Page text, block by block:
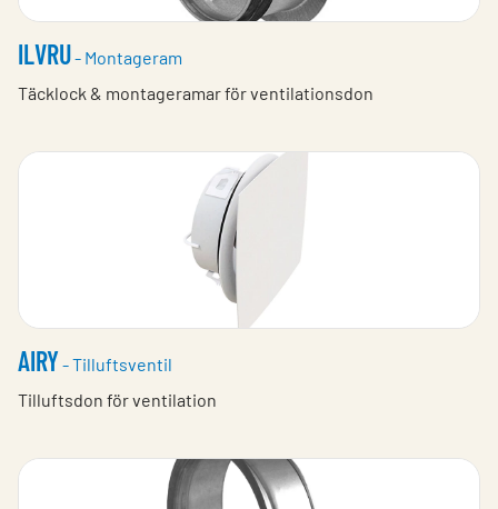
ILVRU- Montageram
Täcklock & montageramar för ventilationsdon
AIRY- Tilluftsventil
Tilluftsdon för ventilation